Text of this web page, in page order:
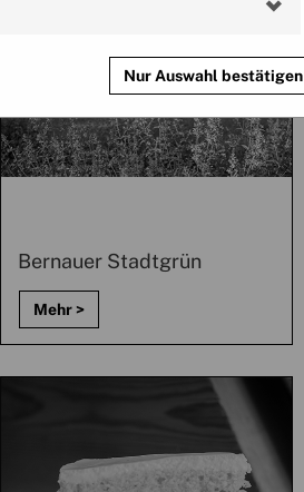
Nur Auswahl bestätigen
Bernauer Stadtgrün